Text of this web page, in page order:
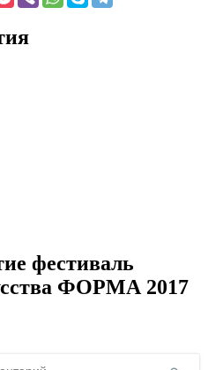
фестиваль
ФОРМА 2017